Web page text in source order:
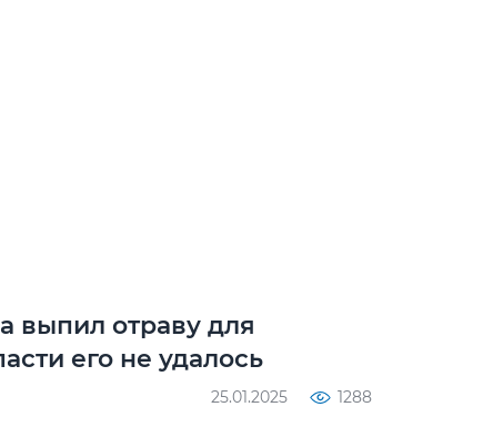
выпил отраву для
его не удалось
25.01.2025 1288